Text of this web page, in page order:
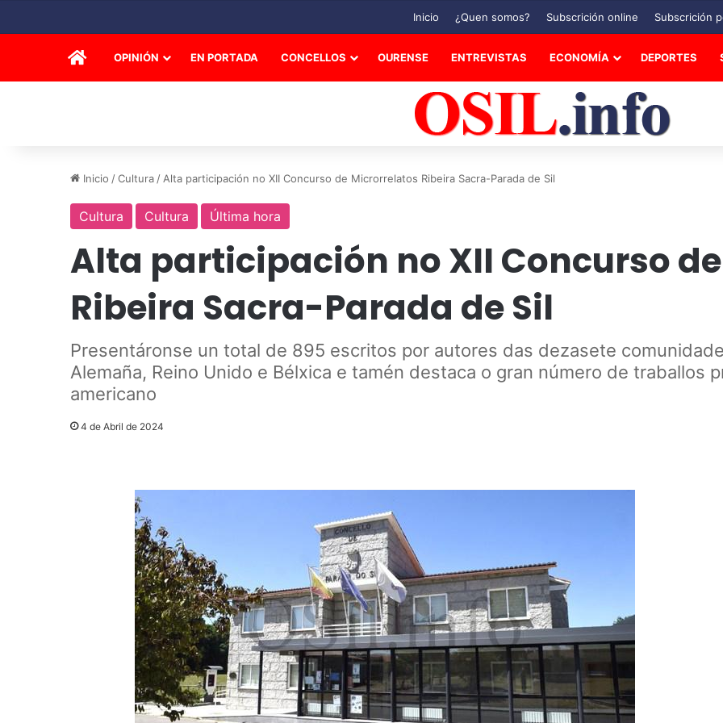
Inicio ¿Quen somos? Subscrición online Subscrición
INICIOOPINIÓN EN PORTADA CONCELLOS OURENSE ENTREVISTAS ECONOMÍA DEPORTES
Inicio /Cultura / Alta participación no XII Concurso de Microrrelatos Ribeira Sacra-Parada de Sil
Cultura Cultura Última hora
Alta participación no XII Concurso
Ribeira Sacra-Parada de Sil
Presentáronse un total de 895 escritos por autores das dezasete
Alemaña, Reino Unido e Bélxica e tamén destaca o gran número de traballos
americano
4 de Abril de 2024